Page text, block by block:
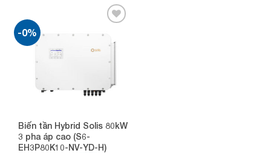
-0%
Add to
wishlist
Biến tần Hybrid Solis 80kW
3 pha áp cao (S6-
EH3P80K10-NV-YD-H)